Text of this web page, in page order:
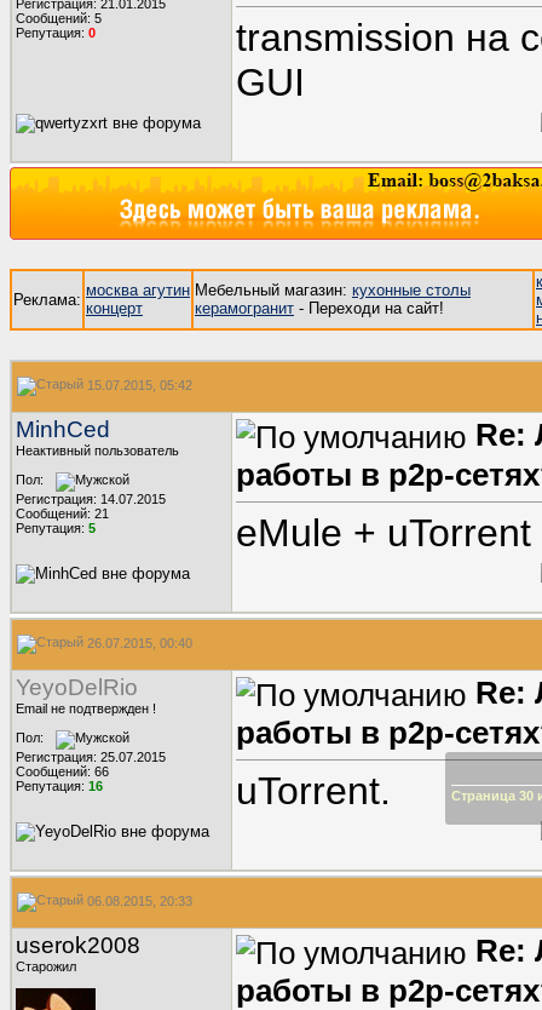
Регистрация: 21.01.2015
Сообщений: 5
Репутация: 0
transmission на
GUI
Реклама:
москва агутин
концерт
Мебельный магазин: кухонные столы
керамогранит - Переходи на сайт!
15.07.2015, 05:42
MinhCed
Неактивный пользователь
Пол:
Регистрация: 14.07.2015
Сообщений: 21
Репутация: 5
Re:
работы в p2p-
eMule + uTorrent
26.07.2015, 00:40
YeyoDelRio
Email не подтвержден !
Пол:
Регистрация: 25.07.2015
Сообщений: 66
Репутация: 16
Re:
работы в p2p-
uTorrent.
06.08.2015, 20:33
userok2008
Старожил
Re:
работы в p2p-
Страница 30